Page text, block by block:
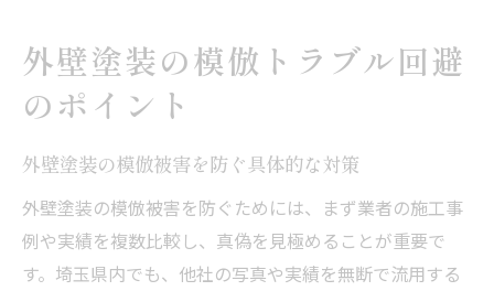
外壁塗装の模倣トラブル回避
のポイント
外壁塗装の模倣被害を防ぐ具体的な対策
外壁塗装の模倣被害を防ぐためには、まず業者の施工事
例や実績を複数比較し、真偽を見極めることが重要で
す。埼玉県内でも、他社の写真や実績を無断で流用する